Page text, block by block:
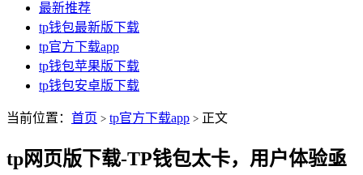
最新推荐
tp钱包最新版下载
tp官方下载app
tp钱包苹果版下载
tp钱包安卓版下载
当前位置： 首页 > tp官方下载app > 正文
tp网页版下载-TP钱包太卡，用户体验亟